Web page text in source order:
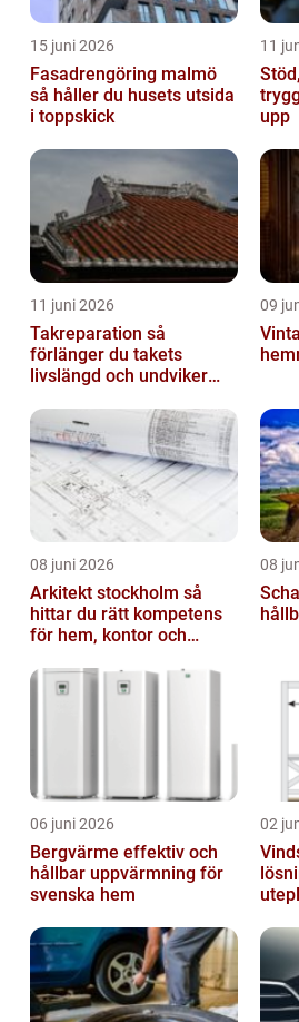
15 juni 2026
Fasadrengöring malmö
så håller du husets utsida
i toppskick
11
upp
11 juni 2026
Takreparation så
förlänger du takets
livslängd och undviker
09
08 juni 2026
Arkitekt stockholm så
hittar du rätt kompetens
för hem, kontor och
08
06 juni 2026
Bergvärme effektiv och
hållbar uppvärmning för
svenska hem
02